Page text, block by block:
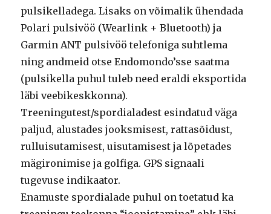
pulsikelladega. Lisaks on võimalik ühendada
Polari pulsivöö (Wearlink + Bluetooth) ja
Garmin ANT pulsivöö telefoniga suhtlema
ning andmeid otse Endomondo’sse saatma
(pulsikella puhul tuleb need eraldi eksportida
läbi veebikeskkonna).
Treeningutest/spordialadest esindatud väga
paljud, alustades jooksmisest, rattasõidust,
rulluisutamisest, uisutamisest ja lõpetades
mägironimise ja golfiga. GPS signaali
tugevuse indikaator.
Enamuste spordialade puhul on toetatud ka